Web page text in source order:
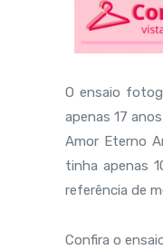
O ensaio
apenas 17
Amor Eterno
tinha apenas
referência de
Confira o